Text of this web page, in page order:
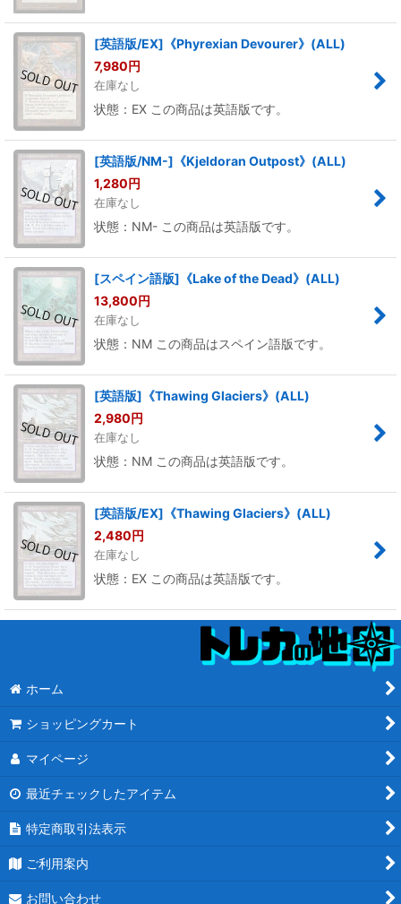
[英語版/EX]《Phyrexian Devourer》(ALL)
7,980円
在庫なし
状態：EX この商品は英語版です。
[英語版/NM-]《Kjeldoran Outpost》(ALL)
1,280円
在庫なし
状態：NM- この商品は英語版です。
[スペイン語版]《Lake of the Dead》(ALL)
13,800円
在庫なし
状態：NM この商品はスペイン語版です。
[英語版]《Thawing Glaciers》(ALL)
2,980円
在庫なし
状態：NM この商品は英語版です。
[英語版/EX]《Thawing Glaciers》(ALL)
2,480円
在庫なし
状態：EX この商品は英語版です。
ホーム
ショッピングカート
マイページ
最近チェックしたアイテム
特定商取引法表示
ご利用案内
お問い合わせ